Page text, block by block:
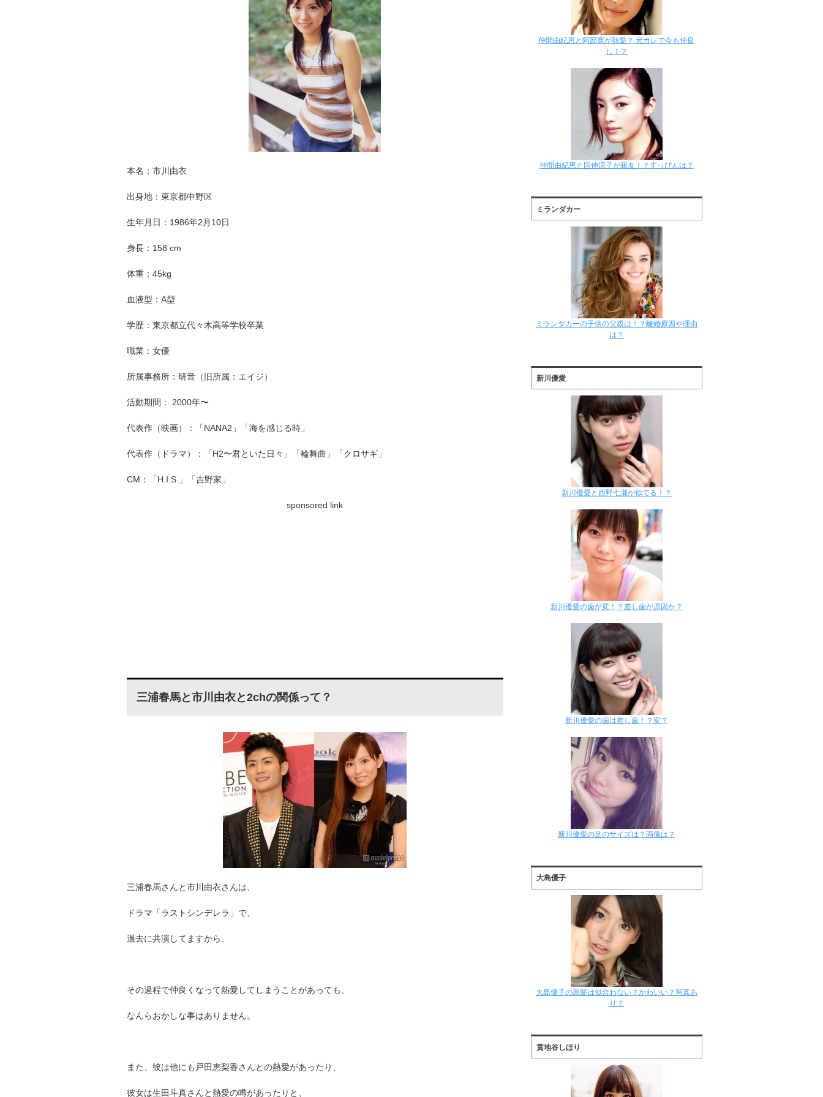
本名：市川由衣
出身地：東京都中野区
生年月日：1986年2月10日
身長：158 cm
体重：45kg
血液型：A型
学歴：東京都立代々木高等学校卒業
職業：女優
所属事務所：研音（旧所属：エイジ）
活動期間： 2000年〜
代表作（映画）：「NANA2」「海を感じる時」
代表作（ドラマ）：「H2〜君といた日々」「輪舞曲」「クロサギ」
CM：「H.I.S.」「吉野家」
sponsored link
三浦春馬と市川由衣と2chの関係って？
三浦春馬さんと市川由衣さんは、
ドラマ「ラストシンデレラ」で、
過去に共演してますから、
その過程で仲良くなって熱愛してしまうことがあっても、
なんらおかしな事はありません。
また、彼は他にも戸田恵梨香さんとの熱愛があったり、
彼女は生田斗真さんと熱愛の噂があったりと、
仲間由紀恵と阿部寛が熱愛？ 元カレで今も仲良
し！？
仲間由紀恵と国仲涼子が親友！？すっぴんは？
ミランダカー
ミランダカーの子供の父親は！？離婚原因や理由
は？
新川優愛
新川優愛と西野七瀬が似てる！？
新川優愛の歯が変！？差し歯が原因か？
新川優愛の歯は差し歯！？変？
新川優愛の足のサイズは？画像は？
大島優子
大島優子の黒髪は似合わない？かわいい？写真あ
り？
貫地谷しほり